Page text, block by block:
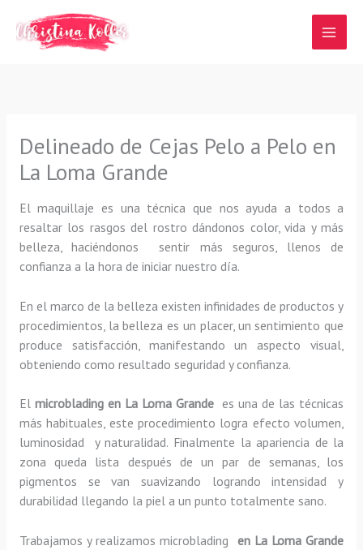
contenido
Delineado de Cejas Pelo a Pelo en
La Loma Grande
El maquillaje es una técnica que nos ayuda a todos a
resaltar los rasgos del rostro dándonos color, vida y más
belleza, haciéndonos sentir más seguros, llenos de
confianza a la hora de iniciar nuestro día.
En el marco de la belleza existen infinidades de productos y
procedimientos, la belleza es un placer, un sentimiento que
produce satisfacción, manifestando un aspecto visual,
obteniendo como resultado seguridad y confianza.
El microblading en La Loma Grande es una de las técnicas
más habituales, este procedimiento logra efecto volumen,
luminosidad y naturalidad. Finalmente la apariencia de la
zona queda lista después de un par de semanas, los
pigmentos se van suavizando logrando intensidad y
durabilidad llegando la piel a un punto totalmente sano.
Trabajamos y realizamos microblading en La Loma Grande